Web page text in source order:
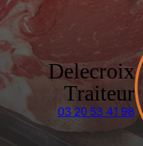
Delecroix
Traiteur
03 20 53 41 98